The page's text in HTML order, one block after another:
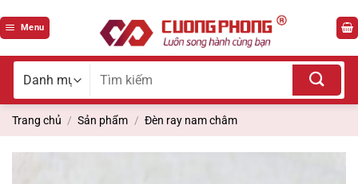
qua
Menu
Tìm
Trang chủ / Sản phẩm / Đèn ray nam châm